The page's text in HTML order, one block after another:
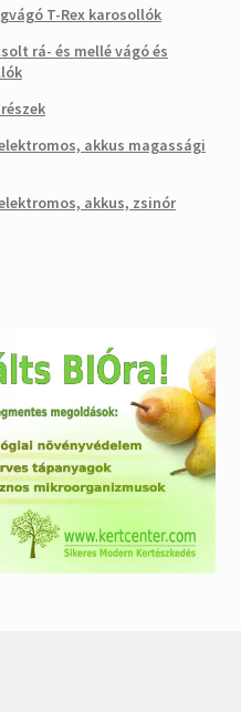
T-Rex karosollók
rá- és mellé vágó és
akkus magassági
akkus, zsinór